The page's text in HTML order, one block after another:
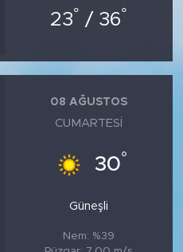
23° / 36°
08 AĞUSTOS
CUMARTESI
30°
Güneşli
Nem: %39